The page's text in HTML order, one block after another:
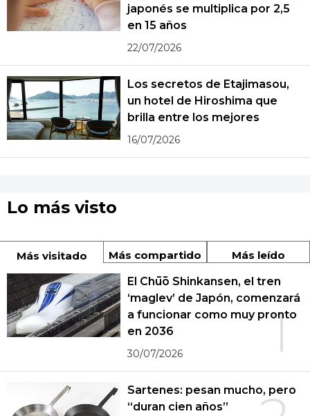
japonés se multiplica por 2,5
en 15 años
22/07/2026
Los secretos de Etajimasou,
un hotel de Hiroshima que
brilla entre los mejores
16/07/2026
Lo más visto
Más visitado Más compartido Más leído
1
El Chūō Shinkansen, el tren
‘maglev’ de Japón, comenzará
a funcionar como muy pronto
en 2036
30/07/2026
Sartenes: pesan mucho, pero
“duran cien años”